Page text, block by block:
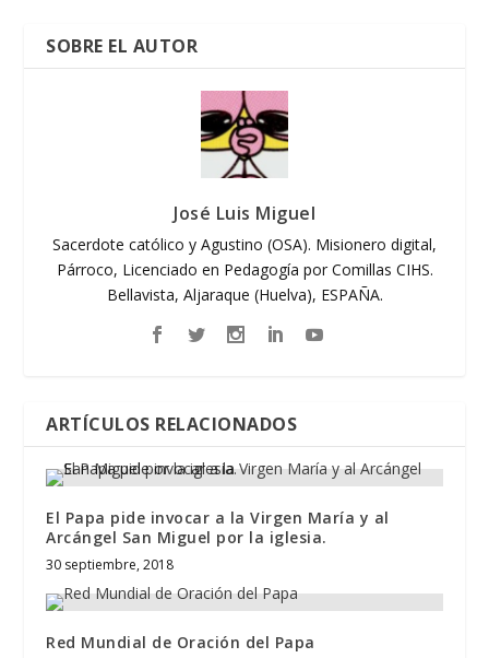
SOBRE EL AUTOR
José Luis Miguel
Sacerdote católico y Agustino (OSA). Misionero digital,
Párroco, Licenciado en Pedagogía por Comillas CIHS.
Bellavista, Aljaraque (Huelva), ESPAÑA.
ARTÍCULOS RELACIONADOS
El Papa pide invocar a la Virgen María y al
Arcángel San Miguel por la iglesia.
30 septiembre, 2018
Red Mundial de Oración del Papa